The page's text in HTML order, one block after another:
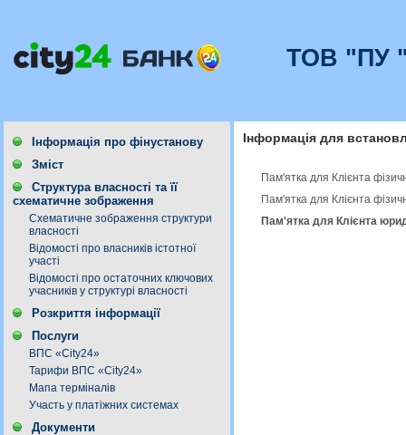
ТОВ "ПУ
Інформація про фінустанову
Зміст
Структура власності та її
схематичне зображення
Схематичне зображення структури
власності
Відомості про власників істотної
участі
Відомості про остаточних ключових
учасників у структурі власності
Розкриття інформації
Послуги
ВПС «City24»
Тарифи ВПС «City24»
Мапа терміналів
Участь у платіжних системах
Документи
Інформація для
Пам'ятка для Клієнта
Пам'ятка для Клієнта
Пам'ятка для Клієнта